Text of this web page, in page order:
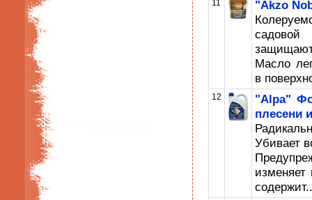
11
"Akzo
Масло
в
12
"Alpa"
плесени
Убивает
изменяет